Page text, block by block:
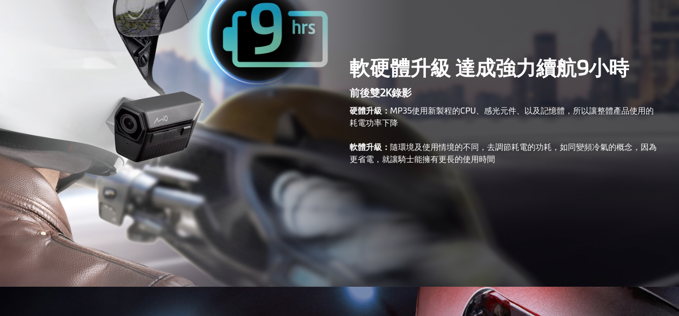
軟硬體升級 達成強力續航9小時
前後雙2K錄影
硬體升級： MP35使用新製程的CPU、感光元件、以及記憶體，所以讓整體產品使用的
耗電功率下降
軟體升級： 隨環境及使用情境的不同，去調節耗電的功耗，如同變頻冷氣的概念，因為
更省電，就讓騎士能擁有更長的使用時間